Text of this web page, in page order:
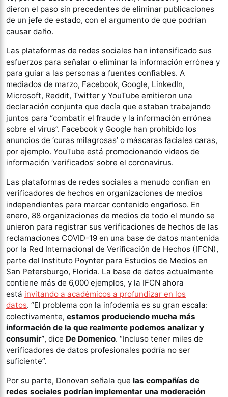
dieron el paso sin precedentes de eliminar publicaciones
de un jefe de estado, con el argumento de que podrían
causar daño.
Las plataformas de redes sociales han intensificado sus
esfuerzos para señalar o eliminar la información errónea y
para guiar a las personas a fuentes confiables. A
mediados de marzo, Facebook, Google, LinkedIn,
Microsoft, Reddit, Twitter y YouTube emitieron una
declaración conjunta que decía que estaban trabajando
juntos para “combatir el fraude y la información errónea
sobre el virus”. Facebook y Google han prohibido los
anuncios de ‘curas milagrosas’ o máscaras faciales caras,
por ejemplo. YouTube está promocionando videos de
información ‘verificados’ sobre el coronavirus.
Las plataformas de redes sociales a menudo confían en
verificadores de hechos en organizaciones de medios
independientes para marcar contenido engañoso. En
enero, 88 organizaciones de medios de todo el mundo se
unieron para registrar sus verificaciones de hechos de las
reclamaciones COVID-19 en una base de datos mantenida
por la Red Internacional de Verificación de Hechos (IFCN),
parte del Instituto Poynter para Estudios de Medios en
San Petersburgo, Florida. La base de datos actualmente
contiene más de 6,000 ejemplos, y la IFCN ahora
está invitando a académicos a profundizar en los
datos. “El problema con la infodemia es su gran escala:
colectivamente, estamos produciendo mucha más
información de la que realmente podemos analizar y
consumir”, dice De Domenico. “Incluso tener miles de
verificadores de datos profesionales podría no ser
suficiente”.
Por su parte, Donovan señala que las compañías de
redes sociales podrían implementar una moderación